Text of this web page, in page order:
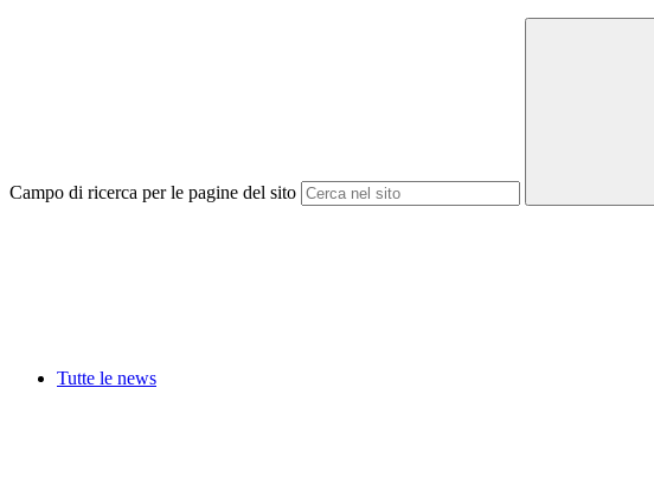
Campo di ricerca per le pagine del sito
Tutte le news